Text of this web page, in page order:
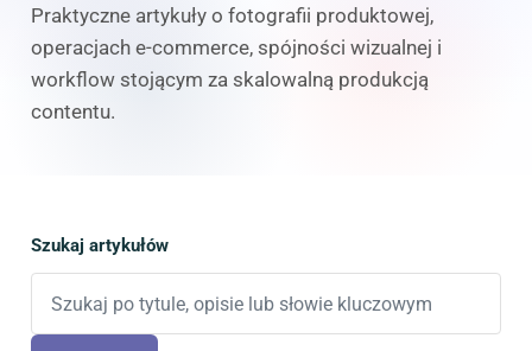
Praktyczne artykuły o fotografii produktowej,
operacjach e-commerce, spójności wizualnej i
workflow stojącym za skalowalną produkcją
contentu.
Szukaj artykułów